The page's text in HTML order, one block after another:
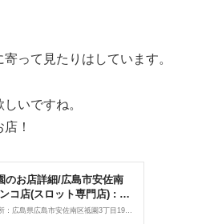
って見たりはしています。
いですね。
！